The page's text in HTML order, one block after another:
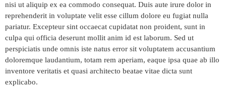
nisi ut aliquip ex ea commodo consequat. Duis aute irure dolor in
reprehenderit in voluptate velit esse cillum dolore eu fugiat nulla
pariatur. Excepteur sint occaecat cupidatat non proident, sunt in
culpa qui officia deserunt mollit anim id est laborum. Sed ut
perspiciatis unde omnis iste natus error sit voluptatem accusantium
doloremque laudantium, totam rem aperiam, eaque ipsa quae ab illo
inventore veritatis et quasi architecto beatae vitae dicta sunt
explicabo.